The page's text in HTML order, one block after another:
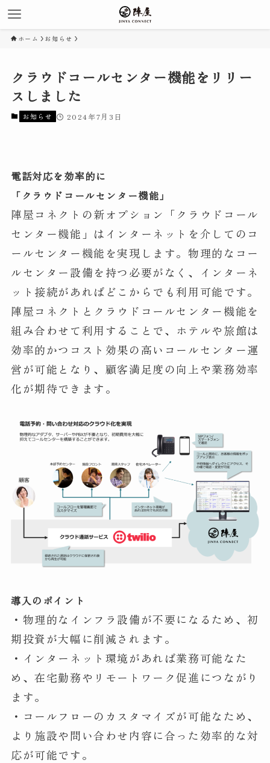
ホーム お知らせ
クラウドコールセンター機能をリリー
スしました
お知らせ 2024年7月3日
電話対応を効率的に
「クラウドコールセンター機能」
陣屋コネクトの新オプション「クラウドコール
センター機能」はインターネットを介してのコ
ールセンター機能を実現します。物理的なコー
ルセンター設備を持つ必要がなく、インターネ
ット接続があればどこからでも利用可能です。
陣屋コネクトとクラウドコールセンター機能を
組み合わせて利用することで、ホテルや旅館は
効率的かつコスト効果の高いコールセンター運
営が可能となり、顧客満足度の向上や業務効率
化が期待できます。
導入のポイント
・物理的なインフラ設備が不要になるため、初
期投資が大幅に削減されます。
・インターネット環境があれば業務可能なた
め、在宅勤務やリモートワーク促進につながり
ます。
・コールフローのカスタマイズが可能なため、
より施設や問い合わせ内容に合った効率的な対
応が可能です。